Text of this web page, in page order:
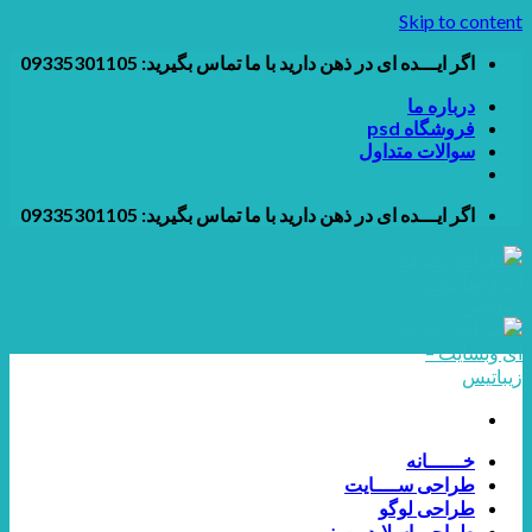
Skip to content
اگر ایـــده ای در ذهن دارید با ما تماس بگیرید: 09335301105
درباره ما
فروشگاه psd
سوالات متداول
اگر ایـــده ای در ذهن دارید با ما تماس بگیرید: 09335301105
خــــــانه
طراحی ســــایت
طراحی لوگو